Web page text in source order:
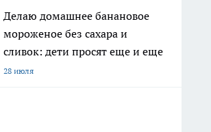
Делаю домашнее банановое
мороженое без сахара и
сливок: дети просят еще и еще
28 июля